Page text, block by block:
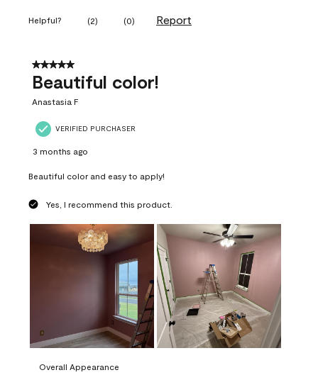
Helpful? (2) (0) Report
5 out of 5 stars.
Beautiful color!
Anastasia F
VERIFIED PURCHASER
3 months ago
Beautiful color and easy to apply!
Yes, I recommend this product.
Overall Appearance